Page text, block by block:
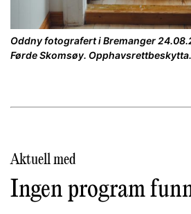
Oddny fotografert i Bremanger
Førde Skomsøy. Opphavsrettbeskytta.
Aktuell med
Ingen program